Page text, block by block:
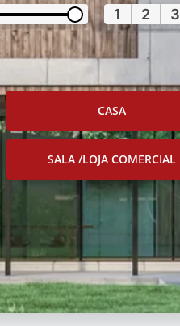
1 2 3
CASA
SALA /LOJA COMERCIAL